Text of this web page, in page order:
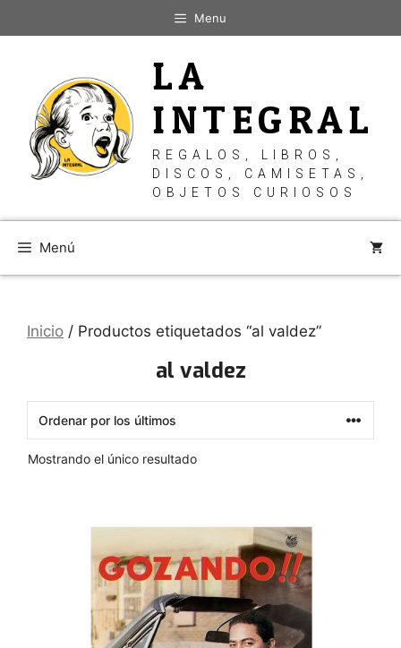
al
Menu
LA
INTEGRAL
REGALOS, LIBROS,
DISCOS, CAMISETAS,
OBJETOS CURIOSOS
Menú
Inicio / Productos etiquetados “al valdez”
al valdez
Mostrando el único resultado